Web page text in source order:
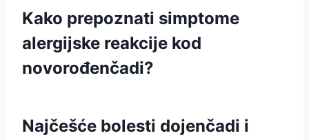
Kako prepoznati simptome
alergijske reakcije kod
novorođenčadi?
Najčešće bolesti dojenčadi i